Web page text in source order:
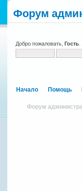
Форум
Добро пожаловать, Гость
Начало Помощь
Форум